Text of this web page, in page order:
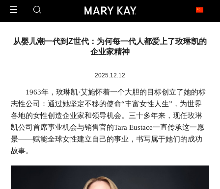
从婴儿潮一代到Z世代：为何每一代人都爱上了玫琳凯的
企业家精神
2025.12.12
1963年，玫琳凯·艾施怀着一个大胆的目标创立了她的标
志性公司：通过她坚定不移的使命“丰富女性人生”，为世界
各地的女性创造企业家和领导机会。三十多年来，现任玫琳
凯公司首席事业机会与销售官的Tara Eustace一直传承这一愿
景——赋能全球女性建立自己的事业，书写属于她们的成功
故事。
1971年2月23日，玫琳凯公司在澳大利亚开设了第一家子公司，这是玫琳凯迈向
United States 美国 Canada 加拿大
亚 太
China 中国大陆
China - Hongkong 中国香港
China - Taiwan 中国台湾
Malaysia 马来西亚
Philippines 菲律宾